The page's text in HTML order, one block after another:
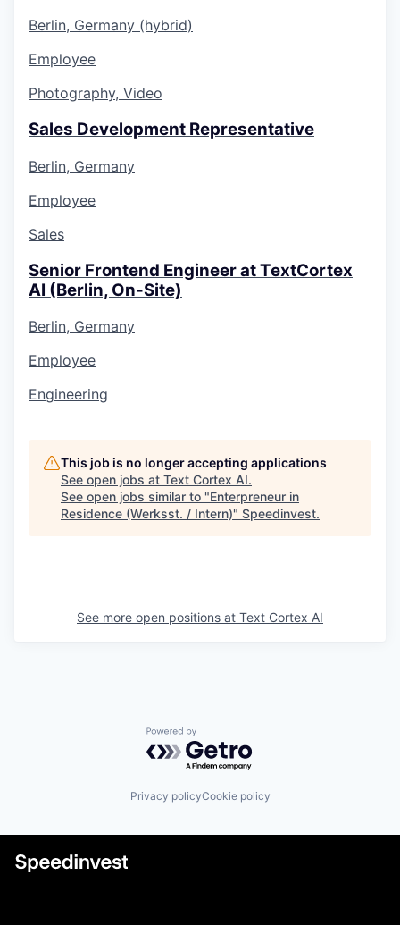
Berlin, Germany (hybrid)
Employee
Photography, Video
Sales Development Representative
Berlin, Germany
Employee
Sales
Senior Frontend Engineer at TextCortex
AI (Berlin, On-Site)
Berlin, Germany
Employee
Engineering
This job is no longer accepting applications
See open jobs at Text Cortex AI.
See open jobs similar to "Enterpreneur in
Residence (Werksst. / Intern)" Speedinvest.
See more open positions at Text Cortex AI
Powered by Getro.com
Privacy policyCookie policy